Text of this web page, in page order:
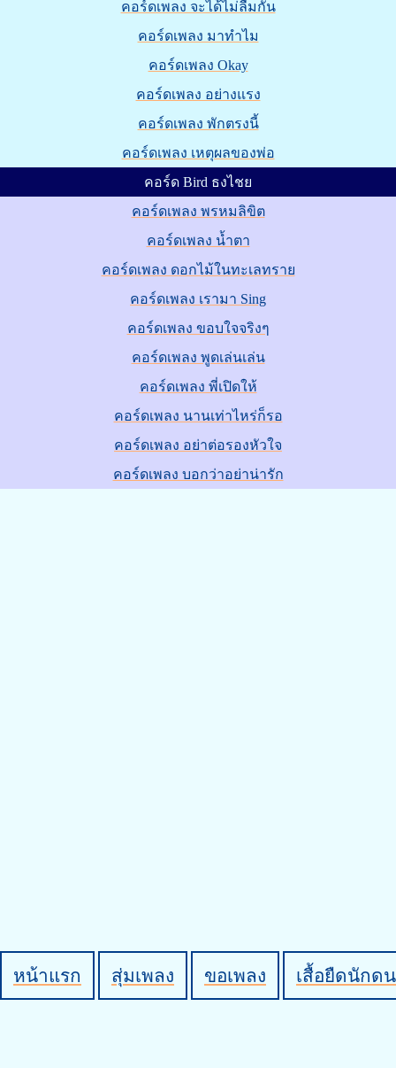
คอร์ดเพลง จะได้ไม่ลืมกัน
คอร์ดเพลง มาทำไม
คอร์ดเพลง Okay
คอร์ดเพลง อย่างแรง
คอร์ดเพลง พักตรงนี้
คอร์ดเพลง เหตุผลของพ่อ
คอร์ด Bird ธงไชย
คอร์ดเพลง พรหมลิขิต
คอร์ดเพลง น้ำตา
คอร์ดเพลง ดอกไม้ในทะเลทราย
คอร์ดเพลง เรามา Sing
คอร์ดเพลง ขอบใจจริงๆ
คอร์ดเพลง พูดเล่นเล่น
คอร์ดเพลง พี่เปิดให้
คอร์ดเพลง นานเท่าไหร่ก็รอ
คอร์ดเพลง อย่าต่อรองหัวใจ
คอร์ดเพลง บอกว่าอย่าน่ารัก
หน้าแรก สุ่มเพลง ขอเพลง เสื้อยืดนักด